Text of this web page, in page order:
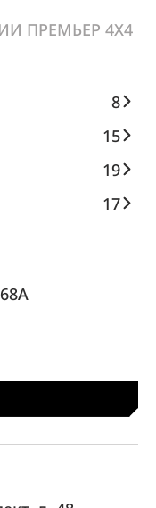
ПРЕМЬЕР 4X4
8
15
19
17